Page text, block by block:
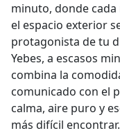
minuto, donde
el espacio exterior
protagonista de tu
Yebes, a escasos
combina la
comunicado con el
calma, aire puro y
más difícil